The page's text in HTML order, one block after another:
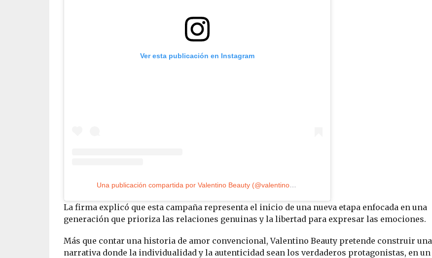
Ver esta publicación en Instagram
Una publicación compartida por Valentino Beauty (@valentino.beauty)
La firma explicó que esta campaña representa el inicio de una nueva etapa enfocada en una
generación que prioriza las relaciones genuinas y la libertad para expresar las emociones.
Más que contar una historia de amor convencional, Valentino Beauty pretende construir una
narrativa donde la individualidad y la autenticidad sean los verdaderos protagonistas, en un